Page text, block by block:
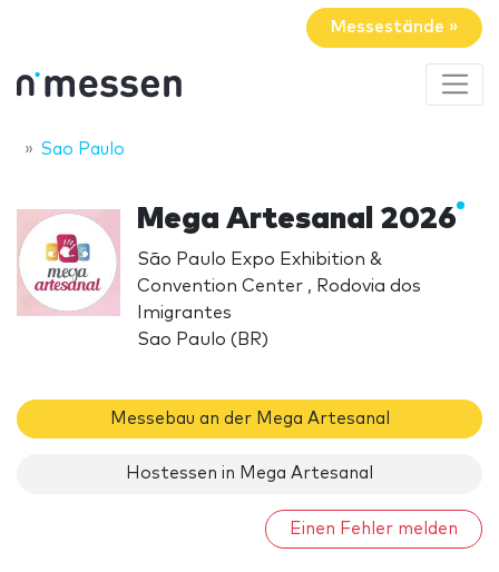
Messestände »
Sao Paulo
Mega Artesanal 2026
São Paulo Expo Exhibition &
Convention Center , Rodovia dos
Imigrantes
Sao Paulo (BR)
Messebau an der Mega Artesanal
Hostessen in Mega Artesanal
Einen Fehler melden